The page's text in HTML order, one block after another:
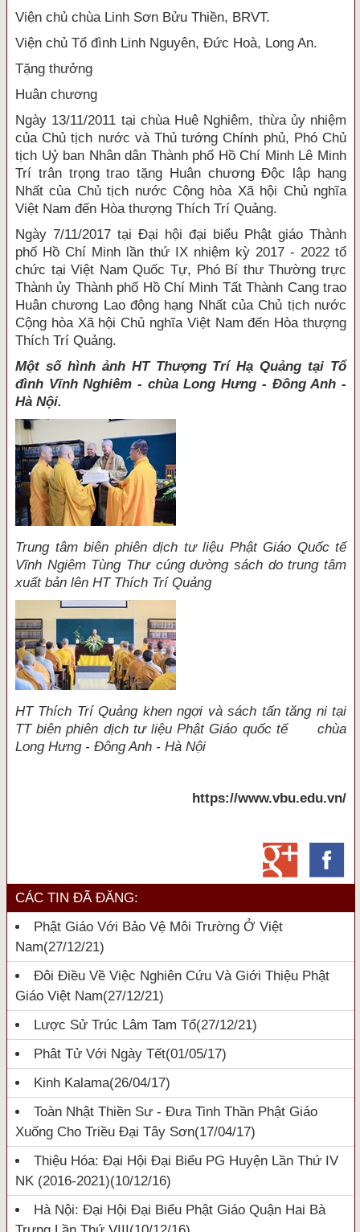
Viện chủ chùa Linh Sơn Bửu Thiền, BRVT.
Viện chủ Tổ đình Linh Nguyên, Đức Hoà, Long An.
Tặng thưởng
Huân chương
Ngày 13/11/2011 tại chùa Huê Nghiêm, thừa ủy nhiệm
của Chủ tịch nước và Thủ tướng Chính phủ, Phó Chủ
tịch Uỷ ban Nhân dân Thành phố Hồ Chí Minh Lê Minh
Trí trân trọng trao tặng Huân chương Độc lập hạng
Nhất của Chủ tịch nước Cộng hòa Xã hội Chủ nghĩa
Việt Nam đến Hòa thượng Thích Trí Quảng.
Ngày 7/11/2017 tại Đại hội đại biểu Phật giáo Thành
phố Hồ Chí Minh lần thứ IX nhiệm kỳ 2017 - 2022 tổ
chức tại Việt Nam Quốc Tự, Phó Bí thư Thường trực
Thành ủy Thành phố Hồ Chí Minh Tất Thành Cang trao
Huân chương Lao động hạng Nhất của Chủ tịch nước
Cộng hòa Xã hội Chủ nghĩa Việt Nam đến Hòa thượng
Thích Trí Quảng.
Một số hình ảnh HT Thượng Trí Hạ Quảng tại Tổ
đình Vĩnh Nghiêm - chùa Long Hưng - Đông Anh -
Hà Nội.
Trung tâm biên phiên dịch tư liệu Phật Giáo Quốc tế
Vĩnh Ngiêm Tùng Thư cúng dường sách do trung tâm
xuất bản lên HT Thích Trí Quảng
HT Thích Trí Quảng khen ngợi và sách tấn tăng ni tại
TT biên phiên dịch tư liệu Phật Giáo quốc tế chùa
Long Hưng - Đông Anh - Hà Nội
https://www.vbu.edu.vn/
CÁC TIN ĐÃ ĐĂNG:
Phật Giáo Với Bảo Vệ Môi Trường Ở Việt
Nam(27/12/21)
Đôi Điều Về Việc Nghiên Cứu Và Giới Thiệu Phật
Giáo Việt Nam(27/12/21)
Lược Sử Trúc Lâm Tam Tổ(27/12/21)
Phât Tử Với Ngày Tết(01/05/17)
Kinh Kalama(26/04/17)
Toàn Nhật Thiền Sư - Đưa Tinh Thần Phật Giáo
Xuống Cho Triều Đại Tây Sơn(17/04/17)
Thiệu Hóa: Đại Hội Đại Biểu PG Huyện Lần Thứ IV
NK (2016-2021)(10/12/16)
Hà Nội: Đại Hội Đại Biểu Phật Giáo Quận Hai Bà